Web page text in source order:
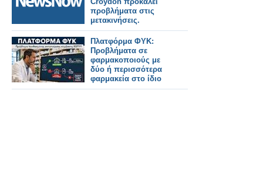
προβλήματα στις
μετακινήσεις.
Πλατφόρμα ΦΥΚ:
Προβλήματα σε
φαρμακοποιούς με
δύο ή περισσότερα
φαρμακεία στο ίδιο
ΑΦΜ